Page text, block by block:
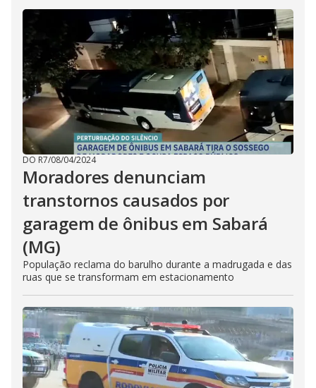
DO R7/08/04/2024
Moradores denunciam
transtornos causados por
garagem de ônibus em Sabará
(MG)
População reclama do barulho durante a madrugada e das
ruas que se transformam em estacionamento